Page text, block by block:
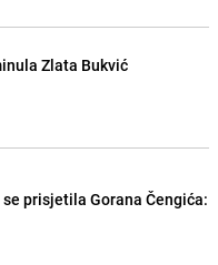
Zlata Bukvić
prisjetila Gorana Čengića: